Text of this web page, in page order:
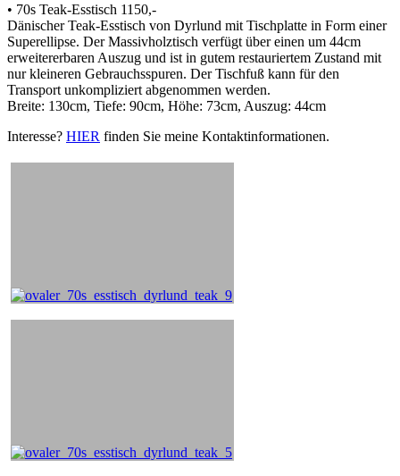
• 70s Teak-Esstisch 1150,-
Dänischer Teak-Esstisch von Dyrlund mit Tischplatte in Form einer
Superellipse. Der Massivholztisch verfügt über einen um 44cm
erweitererbaren Auszug und ist in gutem restauriertem Zustand mit
nur kleineren Gebrauchsspuren. Der Tischfuß kann für den
Transport unkompliziert abgenommen werden.
Breite: 130cm, Tiefe: 90cm, Höhe: 73cm, Auszug: 44cm
Interesse? HIER finden Sie meine Kontaktinformationen.